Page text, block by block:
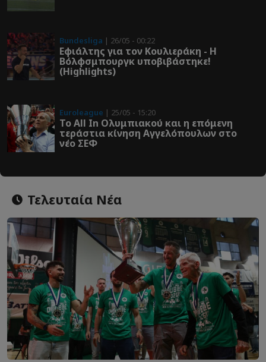
Bundesliga | 26/05 - 00:22
Εφιάλτης για τον Κουλιεράκη - Η
Βόλφσμπουργκ υποβιβάστηκε!
(Highlights)
Euroleague | 25/05 - 15:20
Το All In Ολυμπιακού και η επόμενη
τεράστια κίνηση Αγγελόπουλων στο
νέο ΣΕΦ
Τελευταία Νέα